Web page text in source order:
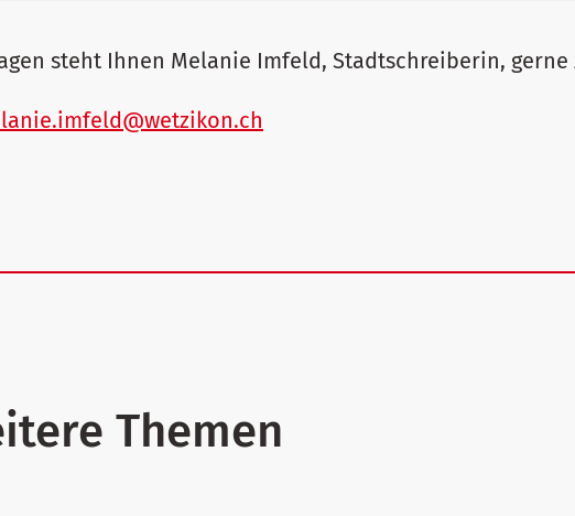
steht Ihnen Melanie Imfeld, Stadtschreiberin, gerne
l n mf ld w tz k n ch
Themen